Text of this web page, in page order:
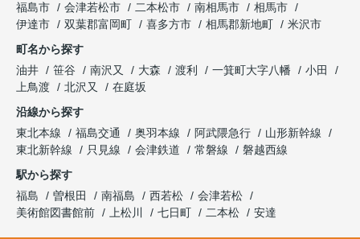
福島市
会津若松市 二本松市 南相馬市
相馬市
伊達市
双葉郡富岡町 喜多方市 相馬郡新地町
米沢市
町名から探す
油井
笹谷 南沢又 大森 渡利 一箕町大字八幡
小田
上鳥渡
北沢又
在庭坂
沿線から探す
東北本線
福島交通 奥羽本線 阿武隈急行
山形新幹線
東北新幹線
只見線 会津鉄道 常磐線
磐越西線
駅から探す
福島
曽根田 南福島 西若松
会津若松
美術館図書館前
上松川 七日町 二本松 安達